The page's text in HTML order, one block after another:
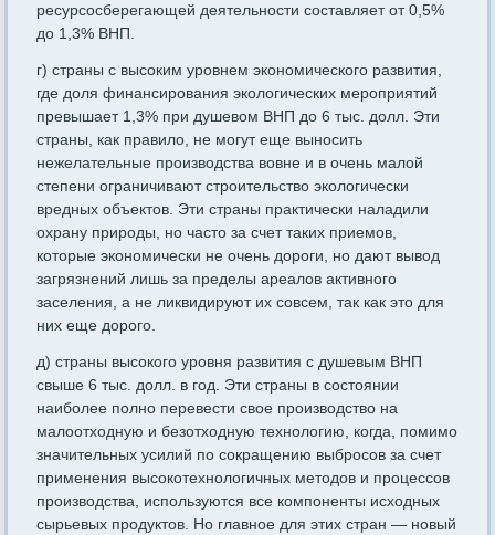
ресурсосберегающей дея­тельности составляет от 0,5%
до 1,3% ВНП.
г) страны с высоким уровнем экономического развития,
где доля финансирования экологических мероприятий
превышает 1,3% при душевом ВНП до 6 тыс. долл. Эти
страны, как прави­ло, не могут еще выносить
нежелательные производства вовне и в очень малой
степени ограничивают строительство экологически
вредных объектов. Эти страны практически наладили
охрану при­роды, но часто за счет таких приемов,
которые экономически не очень дороги, но дают вывод
загрязнений лишь за пределы ареа­лов активного
заселения, а не ликвидируют их совсем, так как это для
них еще дорого.
д) страны высокого уровня развития с душевым ВНП
свыше 6 тыс. долл. в год. Эти страны в состоянии
наиболее полно переве­сти свое производство на
малоотходную и безотходную техноло­гию, когда, помимо
значительных усилий по сокращению выбросов за счет
применения высокотехнологичных методов и процессов
про­изводства, используются все компоненты исходных
сырьевых продук­тов. Но главное для этих стран — новый